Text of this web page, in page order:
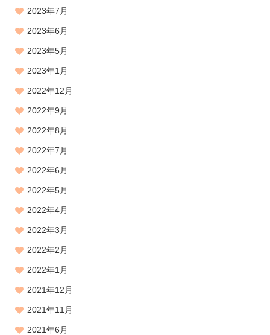
2023年7月
2023年6月
2023年5月
2023年1月
2022年12月
2022年9月
2022年8月
2022年7月
2022年6月
2022年5月
2022年4月
2022年3月
2022年2月
2022年1月
2021年12月
2021年11月
2021年6月